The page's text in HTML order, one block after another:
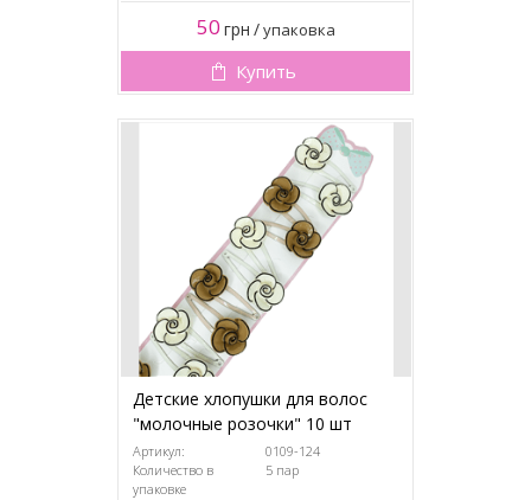
50 грн /упаковка
Купить
Детские хлопушки для волос
"молочные розочки" 10 шт
Артикул:
0109-124
Количество в
упаковке
5 пар